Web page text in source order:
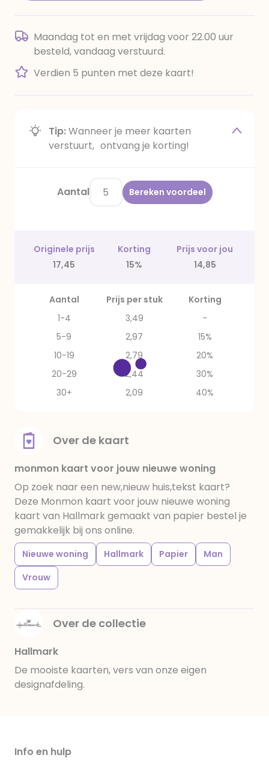
Maandag tot en met vrijdag voor 22.00 uur
besteld, vandaag verstuurd.
Verdien 5 punten met deze kaart!
Tip:Wanneer je meer kaarten
verstuurt, ontvang je korting!
Aantal Bereken voordeel
Originele prijs Korting
Prijs voor jou
17,45
15% 14,85
Aantal Prijs per stuk
Korting
1-4
3,49
-
5-9
2,97
15%
10-19
2,79
20%
20-29
2,44
30%
30+
2,09 40%
Over de kaart
monmon kaart voor jouw nieuwe woning
Op zoek naar een new,nieuw huis,tekst kaart?
Deze Monmon kaart voor jouw nieuwe woning
kaart van Hallmark gemaakt van papier bestel je
gemakkelijk bij ons online.
Nieuwe woning Hallmark Papier
Man
Vrouw
Over de collectie
Hallmark
De mooiste kaarten, vers van onze eigen
designafdeling.
Info en hulp